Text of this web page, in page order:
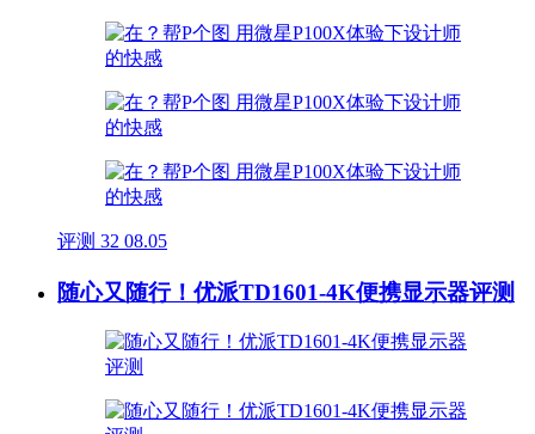
评测 32 08.05
随心又随行！优派TD1601-4K便携显示器评测